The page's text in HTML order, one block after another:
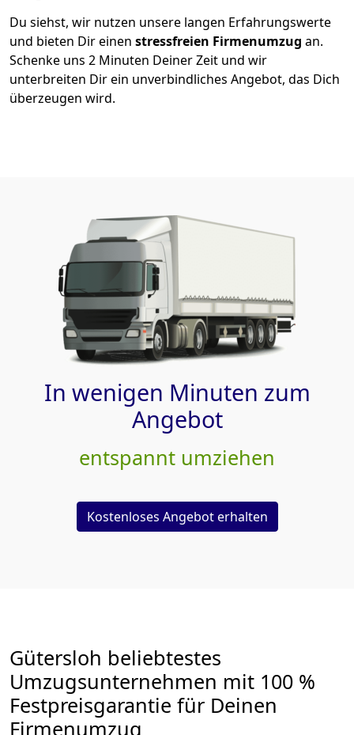
Du siehst, wir nutzen unsere langen Erfahrungswerte
und bieten Dir einen stressfreien Firmenumzug an.
Schenke uns 2 Minuten Deiner Zeit und wir
unterbreiten Dir ein unverbindliches Angebot, das Dich
überzeugen wird.
In wenigen Minuten zum
Angebot
entspannt umziehen
Kostenloses Angebot erhalten
Gütersloh beliebtestes
Umzugsunternehmen mit 100 %
Festpreisgarantie für Deinen
Firmenumzug